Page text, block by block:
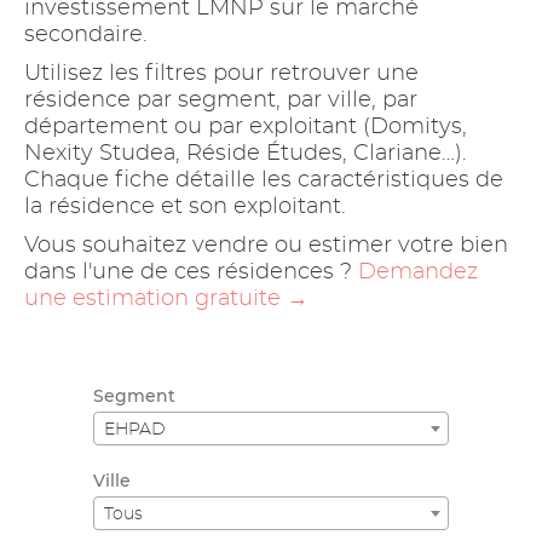
investissement LMNP sur le marché
secondaire.
Utilisez les filtres pour retrouver une
résidence par segment, par ville, par
département ou par exploitant (Domitys,
Nexity Studea, Réside Études, Clariane…).
Chaque fiche détaille les caractéristiques de
la résidence et son exploitant.
Vous souhaitez vendre ou estimer votre bien
dans l'une de ces résidences ? Demandez
une estimation gratuite →
Segment
EHPAD
Ville
Tous